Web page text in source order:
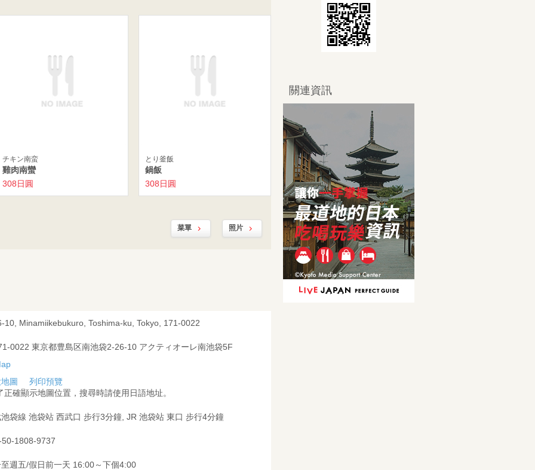
チキン南蛮
雞肉南蠻
308日圓
とり釜飯
鍋飯
308日圓
菜單 照片
10, Minamiikebukuro, Toshima-ku, Tokyo, 171-0022
0022 東京都豊島区南池袋2-26-10 アクティオーレ南池袋5F
圖
列印預覽
正確顯示地圖位置，搜尋時請使用日語地址。
袋線 池袋站 西武口 步行3分鐘, JR 池袋站 東口 步行4分鐘
50-1808-9737
週五/假日前一天 16:00～下個4:00
關連資訊